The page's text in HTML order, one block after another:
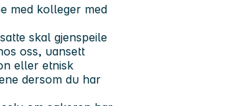
med kolleger med
skal gjenspeile
oss, uansett
eller etnisk
dersom du har